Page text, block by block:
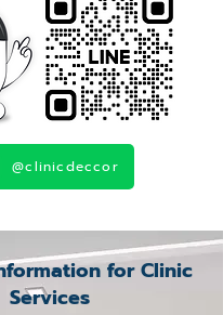
@clinicdeccor
for Clinic
Services